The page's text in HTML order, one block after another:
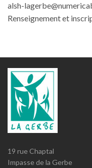
alsh-
Renseignement et
19 rue Chaptal
Impasse de la Gerbe